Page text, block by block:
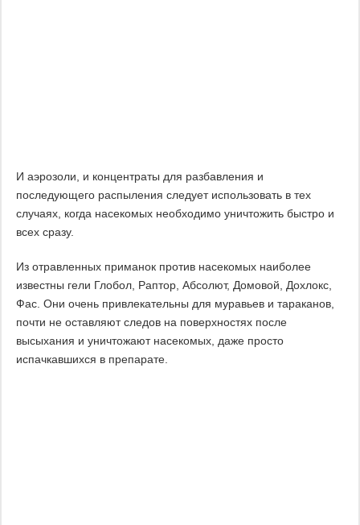
И аэрозоли, и концентраты для разбавления и
последующего распыления следует использовать в тех
случаях, когда насекомых необходимо уничтожить быстро и
всех сразу.
Из отравленных приманок против насекомых наиболее
известны гели Глобол, Раптор, Абсолют, Домовой, Дохлокс,
Фас. Они очень привлекательны для муравьев и тараканов,
почти не оставляют следов на поверхностях после
высыхания и уничтожают насекомых, даже просто
испачкавшихся в препарате.